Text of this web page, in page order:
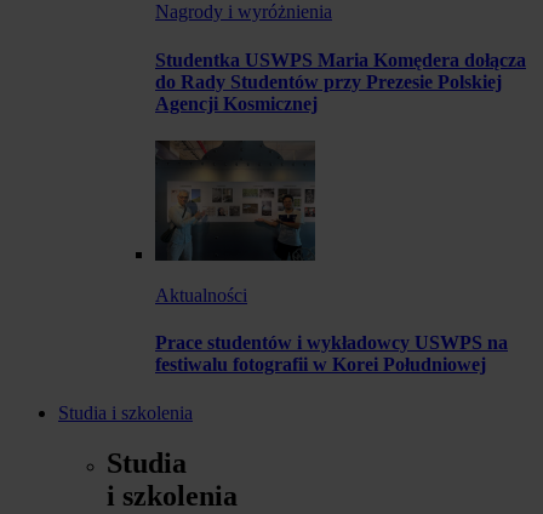
Nagrody i wyróżnienia
Studentka USWPS Maria Komędera dołącza
do Rady Studentów przy Prezesie Polskiej
Agencji Kosmicznej
Aktualności
Prace studentów i wykładowcy USWPS na
festiwalu fotografii w Korei Południowej
Studia i szkolenia
Studia
i szkolenia